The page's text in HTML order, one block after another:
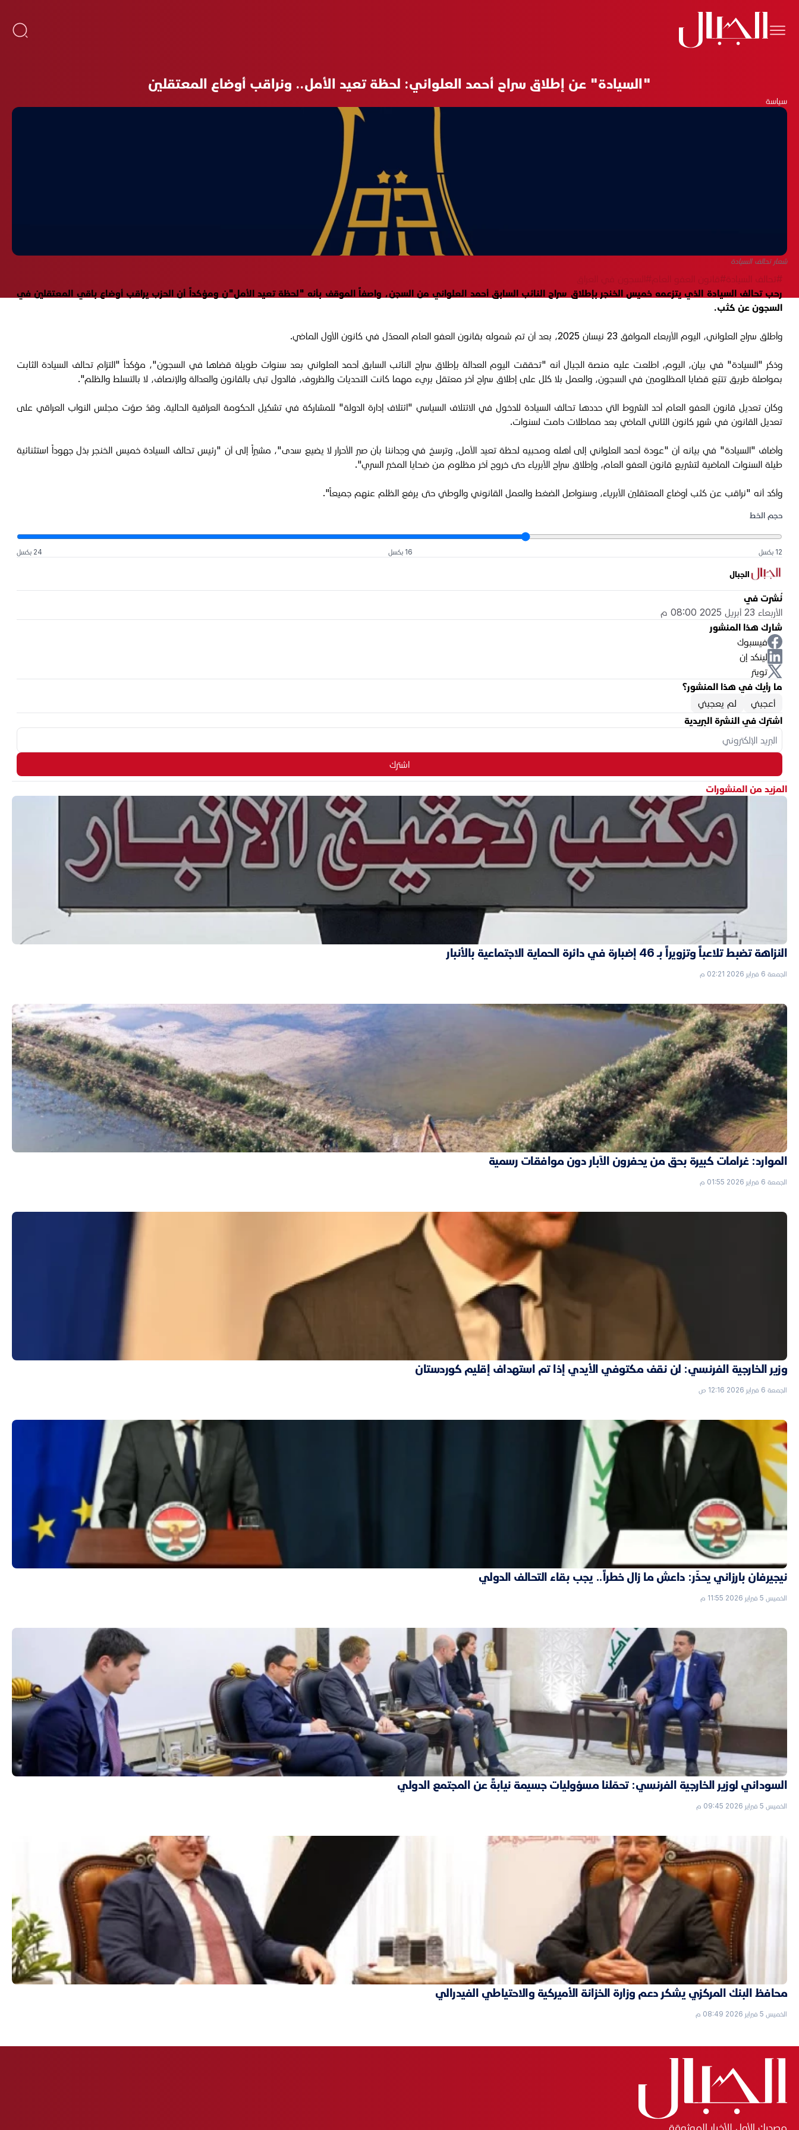
"السيادة" عن إطلاق سراح أحمد العلواني: لحظة تعيد الأمل.. ونراقب أوضاع المعتقلين
سياسة
شعار تحالف السيادة
#تحالف السيادة#قانون العفو العام#السجون في العراق
رحب تحالف السيادة الذي يتزعمه خميس الخنجر بإطلاق سراح النائب السابق أحمد العلواني من السجن، واصفاً الموقف بأنه "لحظة تعيد الأمل"ن ومؤكداً أن الحزب يراقب أوضاع باقي المعتقلين في
السجون عن كثب.
وأطلق سراح العلواني، اليوم الأربعاء الموافق 23 نيسان 2025، بعد أن تم شموله بقانون العفو العام المعدّل في كانون الأول الماضي.
وذكر "السيادة" في بيان، اليوم، اطلعت عليه منصة الجبال أنه "تحققت اليوم العدالة بإطلاق سراح النائب السابق أحمد العلواني بعد سنوات طويلة قضاها في السجون"، مؤكداً "التزام تحالف السيادة الثابت
بمواصلة طريق تتبّع قضايا المظلومين في السجون، والعمل بلا كلل على إطلاق سراح آخر معتقل بريء مهما كانت التحديات والظروف، فالدول تبنى بالقانون والعدالة والإنصاف، لا بالتسلط والظلم".
وكان تعديل قانون العفو العام أحد الشروط التي حددها تحالف السيادة للدخول في الائتلاف السياسي "ائتلاف إدارة الدولة" للمشاركة في تشكيل الحكومة العراقية الحالية. وقدّ صوّت مجلس النواب العراقي على
تعديل القانون في شهر كانون الثاني الماضي بعد مماطلات دامت لسنوات.
وأضاف "السيادة" في بيانه أن "عودة أحمد العلواني إلى أهله ومحبيه لحظة تعيد الأمل، وترسخ في وجداننا بأن صبر الأحرار لا يضيع سدى"، مشيراً إلى أن "رئيس تحالف السيادة خميس الخنجر بذل جهوداً استثنائية
طيلة السنوات الماضية لتشريع قانون العفو العام، وإطلاق سراح الأبرياء حتى خروج آخر مظلوم من ضحايا المخبر السري".
وأكد أنه "نراقب عن كثب أوضاع المعتقلين الأبرياء، وسنواصل الضغط والعمل القانوني والوطني حتى يرفع الظلم عنهم جميعاً".
حجم الخط
12 بكسل 16 بكسل 24 بكسل
الجبال
نُشرت في
الأربعاء 23 أبريل 2025 08:00 م
شارك هذا المنشور
فيسبوك
لينكد إن
تويتر
ما رأيك في هذا المنشور؟
أعجبني
لم يعجبني
اشترك في النشرة البريدية
اشترك
المزيد من المنشورات
النزاهة تضبط تلاعباً وتزويراً بـ 46 إضبارة في دائرة الحماية الاجتماعية بالأنبار
الجمعة 6 فبراير 2026 02:21 م
الموارد: غرامات كبيرة بحق من يحفرون الآبار دون موافقات رسمية
الجمعة 6 فبراير 2026 01:55 م
وزير الخارجية الفرنسي: لن نقف مكتوفي الأيدي إذا تم استهداف إقليم كوردستان
الجمعة 6 فبراير 2026 12:16 ص
نيجيرفان بارزاني يحذّر: داعش ما زال خطراً.. يجب بقاء التحالف الدولي
الخميس 5 فبراير 2026 11:55 م
السوداني لوزير الخارجية الفرنسي: تحمّلنا مسؤوليات جسيمة نيابةً عن المجتمع الدولي
الخميس 5 فبراير 2026 09:45 م
محافظ البنك المركزي يشكر دعم وزارة الخزانة الأميركية والاحتياطي الفيدرالي
الخميس 5 فبراير 2026 08:49 م
مصدرك الأول للأخبار الموثوقة